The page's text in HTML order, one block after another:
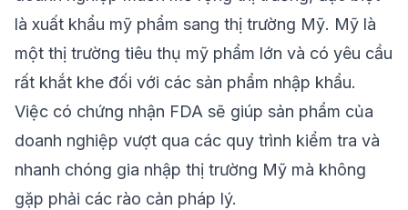
là xuất khẩu mỹ phẩm sang thị trường Mỹ. Mỹ là
một thị trường tiêu thụ mỹ phẩm lớn và có yêu cầu
rất khắt khe đối với các sản phẩm nhập khẩu.
Việc có chứng nhận FDA sẽ giúp sản phẩm của
doanh nghiệp vượt qua các quy trình kiểm tra và
nhanh chóng gia nhập thị trường Mỹ mà không
gặp phải các rào cản pháp lý.